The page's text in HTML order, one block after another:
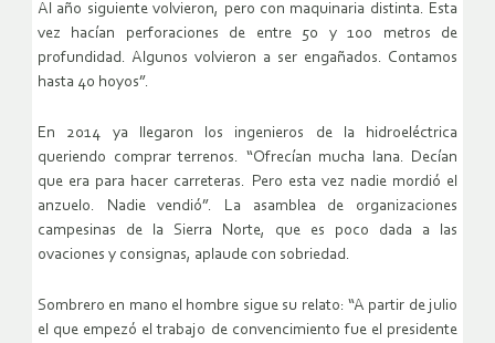
Al año siguiente volvieron, pero con maquinaria distinta. Esta
vez hacían perforaciones de entre 50 y 100 metros de
profundidad. Algunos volvieron a ser engañados. Contamos
hasta 40 hoyos”.
En 2014 ya llegaron los ingenieros de la hidroeléctrica
queriendo comprar terrenos. “Ofrecían mucha lana. Decían
que era para hacer carreteras. Pero esta vez nadie mordió el
anzuelo. Nadie vendió”. La asamblea de organizaciones
campesinas de la Sierra Norte, que es poco dada a las
ovaciones y consignas, aplaude con sobriedad.
Sombrero en mano el hombre sigue su relato: “A partir de julio
el que empezó el trabajo de convencimiento fue el presidente